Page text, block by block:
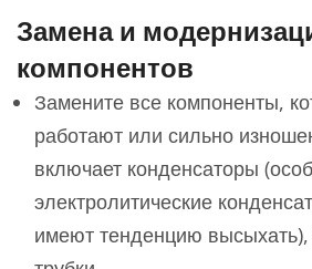
Замена и
компонентов
Замените все компоненты,
работают или сильно
включает конденсаторы
электролитические
имеют тенденцию высыхать),